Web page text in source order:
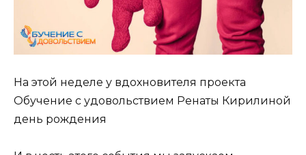
На этой неделе у вдохновителя проекта
Обучение с удовольствием Ренаты Кирилиной
день рождения